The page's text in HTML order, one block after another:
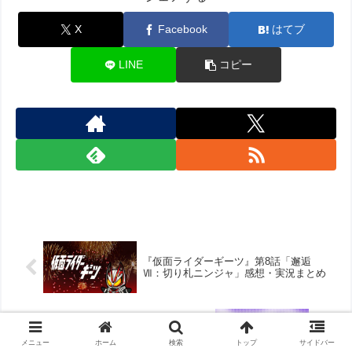
X Facebook はてブ
LINE コピー
『仮面ライダーギーツ』第8話「邂逅
Ⅶ：切り札ニンジャ」感想・実況まとめ
『リズスタ』第29話「乗り越えろ！デビ
ューステージへの道」感想・実況まとめ
メニュー ホーム 検索 トップ サイドバー